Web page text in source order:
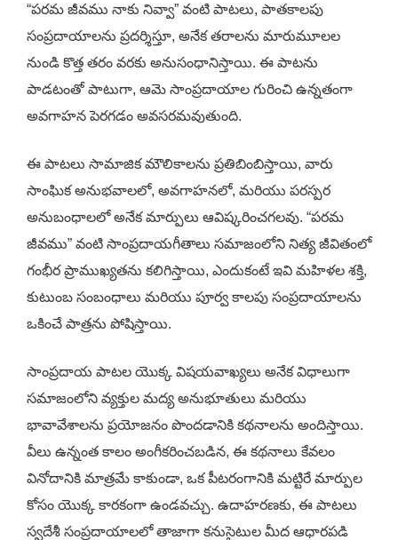
“పరమ జీవము నాకు నివ్వా” వంటి పాటలు, పాతకాలపు
సంప్రదాయాలను ప్రదర్శిస్తూ, అనేక తరాలను మారుమూలల
నుండి కొత్త తరం వరకు అనుసంధానిస్తాయి. ఈ పాటను
పాడటంతో పాటుగా, ఆమె సాంప్రదాయాల గురించి ఉన్నతంగా
అవగాహన పెరగడం అవసరమవుతుంది.
ఈ పాటలు సామాజిక మౌలికాలను ప్రతిబింబిస్తాయి, వారు
సాంఘిక అనుభవాలలో, అవగాహనలో, మరియు పరస్పర
అనుబంధాలలో అనేక మార్పులు ఆవిష్కరించగలవు. “పరమ
జీవము” వంటి సాంప్రదాయగీతాలు సమాజంలోని నిత్య జీవితంలో
గంభీర ప్రాముఖ్యతను కలిగిస్తాయి, ఎందుకంటే ఇవి మహిళల శక్తి,
కుటుంబ సంబంధాలు మరియు పూర్వ కాలపు సంప్రదాయాలను
ఒకించే పాత్రను పోషిస్తాయి.
సాంప్రదాయ పాటల యొక్క విషయవాఖ్యలు అనేక విధాలుగా
సమాజంలోని వ్యక్తుల మద్య అనుభూతులు మరియు
భావావేశాలను ప్రయోజనం పొందడానికి కథనాలను అందిస్తాయి.
వీలు ఉన్నంత కాలం అంగీకరించబడిన, ఈ కథనాలు కేవలం
వినోదానికి మాత్రమే కాకుండా, ఒక పీటరంగానికి మట్టిరే మార్పుల
కోసం యొక్క కారకంగా ఉండవచ్చు. ఉదాహరణకు, ఈ పాటలు
స్వదేశీ సంప్రదాయాలలో తాజాగా కనుసైటుల మీద ఆధారపడి